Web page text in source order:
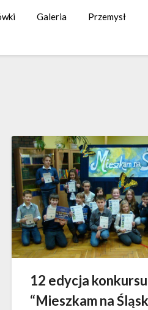
Galeria Przemysł
12 edycja konkursu
“Mieszkam na